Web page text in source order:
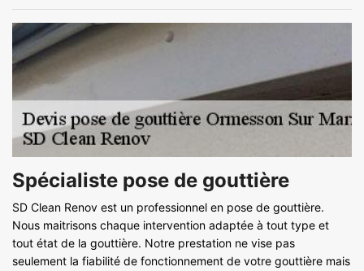
Spécialiste pose de gouttière
SD Clean Renov est un professionnel en pose de gouttière.
Nous maitrisons chaque intervention adaptée à tout type et
tout état de la gouttière. Notre prestation ne vise pas
seulement la fiabilité de fonctionnement de votre gouttière mais